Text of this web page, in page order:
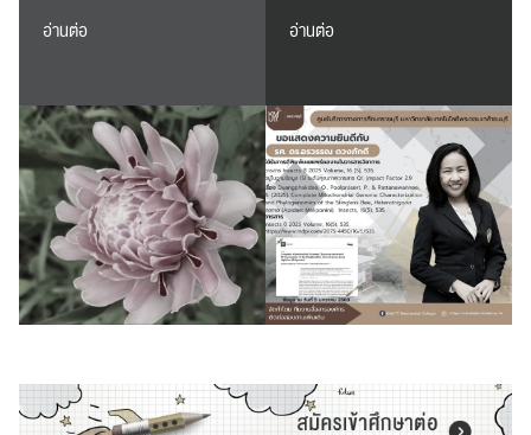
อ่านต่อ อ่านต่อ